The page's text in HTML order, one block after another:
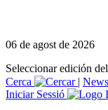
06 de agost de 2026
Seleccionar edición
Cerca
|
Iniciar Sessió